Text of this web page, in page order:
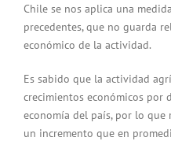
Chile se nos aplica una
precedentes, que no guarda
económico de la actividad.
Es sabido que la actividad
crecimientos económicos por
economía del país, por lo
un incremento que en